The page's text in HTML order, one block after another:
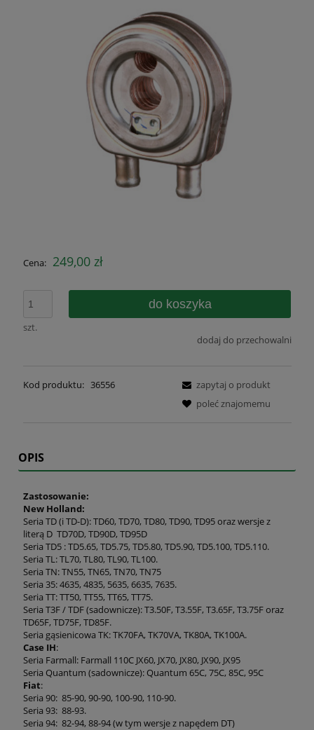
Cena: 249,00 zł
szt.
do koszyka
dodaj do przechowalni
Kod produktu: 36556
zapytaj o produkt
poleć znajomemu
OPIS
Zastosowanie:
New Holland:
Seria TD (i TD-D): TD60, TD70, TD80, TD90, TD95 oraz wersje z
literą D TD70D, TD90D, TD95D
Seria TD5 : TD5.65, TD5.75, TD5.80, TD5.90, TD5.100, TD5.110.
Seria TL: TL70, TL80, TL90, TL100.
Seria TN: TN55, TN65, TN70, TN75
Seria 35: 4635, 4835, 5635, 6635, 7635.
Seria TT: TT50, TT55, TT65, TT75.
Seria T3F / TDF (sadownicze): T3.50F, T3.55F, T3.65F, T3.75F oraz
TD65F, TD75F, TD85F.
Seria gąsienicowa TK: TK70FA, TK70VA, TK80A, TK100A.
Case IH:
Seria Farmall: Farmall 110C JX60, JX70, JX80, JX90, JX95
Seria Quantum (sadownicze): Quantum 65C, 75C, 85C, 95C
Fiat:
Seria 90: 85-90, 90-90, 100-90, 110-90.
Seria 93: 88-93.
Seria 94: 82-94, 88-94 (w tym wersje z napędem DT)